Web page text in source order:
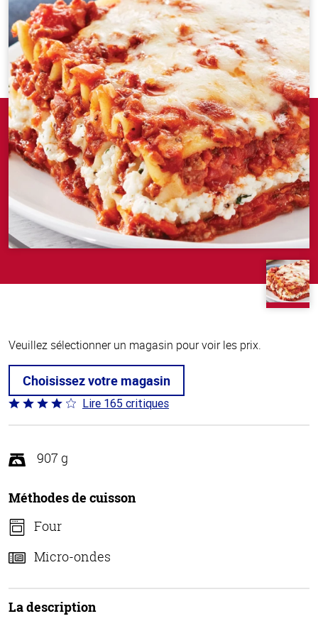
Veuillez sélectionner un magasin pour voir les prix.
Choisissez votre magasin
Coté
4.1 sur
Lire 165 critiques
907 g
Méthodes de cuisson
Four
Micro-ondes
La description